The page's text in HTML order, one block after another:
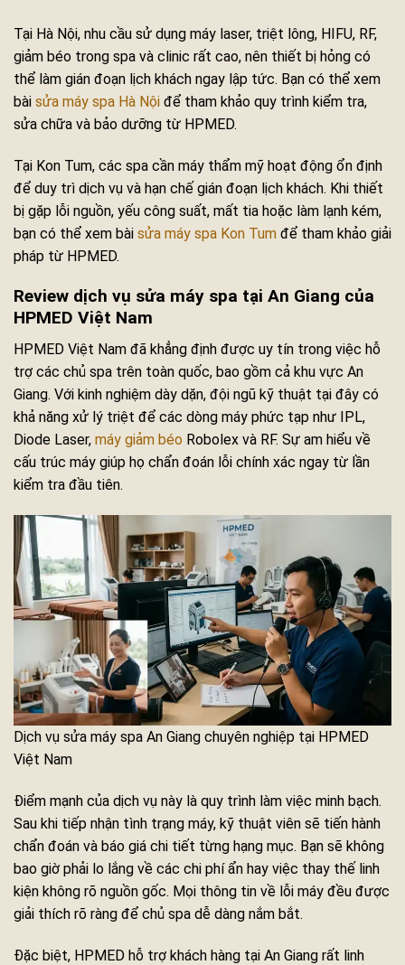
Tại Hà Nội, nhu cầu sử dụng máy laser, triệt lông, HIFU, RF,
giảm béo trong spa và clinic rất cao, nên thiết bị hỏng có
thể làm gián đoạn lịch khách ngay lập tức. Bạn có thể xem
bài sửa máy spa Hà Nội để tham khảo quy trình kiểm tra,
sửa chữa và bảo dưỡng từ HPMED.
Tại Kon Tum, các spa cần máy thẩm mỹ hoạt động ổn định
để duy trì dịch vụ và hạn chế gián đoạn lịch khách. Khi thiết
bị gặp lỗi nguồn, yếu công suất, mất tia hoặc làm lạnh kém,
bạn có thể xem bài sửa máy spa Kon Tum để tham khảo giải
pháp từ HPMED.
Review dịch vụ sửa máy spa tại An Giang của
HPMED Việt Nam
HPMED Việt Nam đã khẳng định được uy tín trong việc hỗ
trợ các chủ spa trên toàn quốc, bao gồm cả khu vực An
Giang. Với kinh nghiệm dày dặn, đội ngũ kỹ thuật tại đây có
khả năng xử lý triệt để các dòng máy phức tạp như IPL,
Diode Laser, máy giảm béo Robolex và RF. Sự am hiểu về
cấu trúc máy giúp họ chẩn đoán lỗi chính xác ngay từ lần
kiểm tra đầu tiên.
Dịch vụ sửa máy spa An Giang chuyên nghiệp tại HPMED
Việt Nam
Điểm mạnh của dịch vụ này là quy trình làm việc minh bạch.
Sau khi tiếp nhận tình trạng máy, kỹ thuật viên sẽ tiến hành
chẩn đoán và báo giá chi tiết từng hạng mục. Bạn sẽ không
bao giờ phải lo lắng về các chi phí ẩn hay việc thay thế linh
kiện không rõ nguồn gốc. Mọi thông tin về lỗi máy đều được
giải thích rõ ràng để chủ spa dễ dàng nắm bắt.
Đặc biệt, HPMED hỗ trợ khách hàng tại An Giang rất linh